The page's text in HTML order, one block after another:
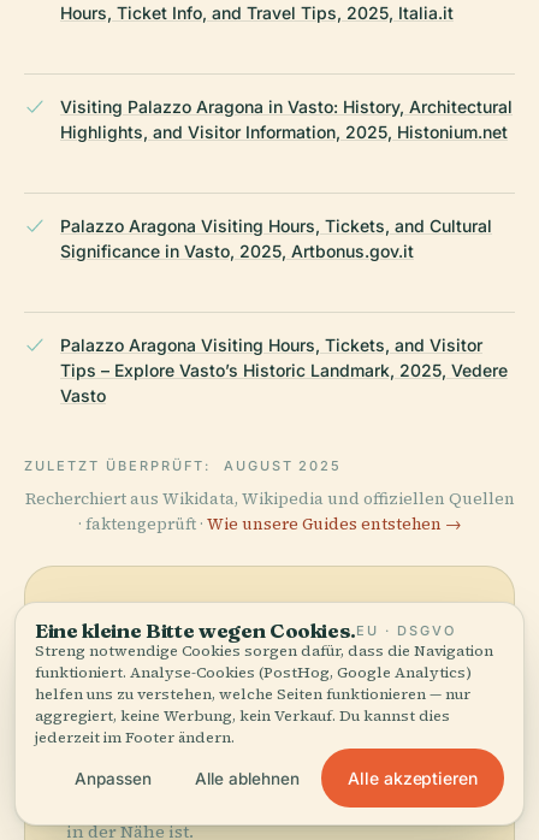
Hours, Ticket Info, and Travel Tips, 2025, Italia.it
Visiting Palazzo Aragona in Vasto: History, Architectural
Highlights, and Visitor Information, 2025, Histonium.net
Palazzo Aragona Visiting Hours, Tickets, and Cultural
Significance in Vasto, 2025, Artbonus.gov.it
Palazzo Aragona Visiting Hours, Tickets, and Visitor
Tips – Explore Vasto’s Historic Landmark, 2025, Vedere
Vasto
ZULETZT ÜBERPRÜFT: AUGUST 2025
Recherchiert aus Wikidata, Wikipedia und offiziellen Quellen
· faktengeprüft · Wie unsere Guides entstehen →
Die
Umgebung
entdecken
Aragona auf der Karte
in der Nähe ist.
Karte anzeigen
Eine kleine Bitte wegen Cookies.EU · DSGVO
Streng notwendige Cookies sorgen dafür, dass die Navigation
funktioniert. Analyse-Cookies (PostHog, Google Analytics)
helfen uns zu verstehen, welche Seiten funktionieren — nur
aggregiert, keine Werbung, kein Verkauf. Du kannst dies
jederzeit im Footer ändern.
Anpassen Alle ablehnen Alle akzeptieren